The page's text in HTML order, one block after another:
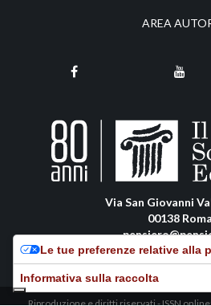
AREA
Via San Giovanni
00138 Roma
Riproduzione e diritti riservati - ISSN
Le tue preferenze relative alla
Informativa sulla raccolta